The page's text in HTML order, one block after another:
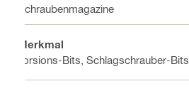
Schraubenmagazine
Merkmal
Torsions-Bits, Schlagschrauber-Bits